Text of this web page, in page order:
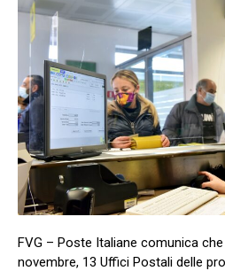
FVG – Poste Italiane comunica
novembre, 13 Uffici Postali delle